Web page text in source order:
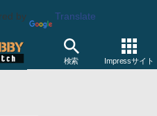
by Translate
検索 Impressサイト